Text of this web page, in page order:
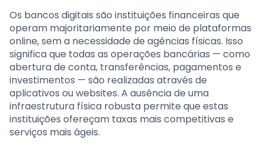
Os bancos digitais são instituições financeiras que
operam majoritariamente por meio de plataformas
online, sem a necessidade de agências físicas. Isso
significa que todas as operações bancárias — como
abertura de conta, transferências, pagamentos e
investimentos — são realizadas através de
aplicativos ou websites. A ausência de uma
infraestrutura física robusta permite que estas
instituições ofereçam taxas mais competitivas e
serviços mais ágeis.